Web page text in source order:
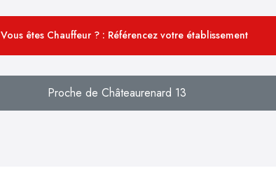
Vous êtes Chauffeur ? : Référencez votre établissement
Proche de Châteaurenard 13